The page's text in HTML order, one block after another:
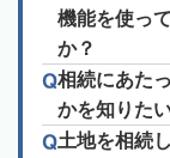
機能を使っ
か？
相続にあた
かを知りたい
土地を相続